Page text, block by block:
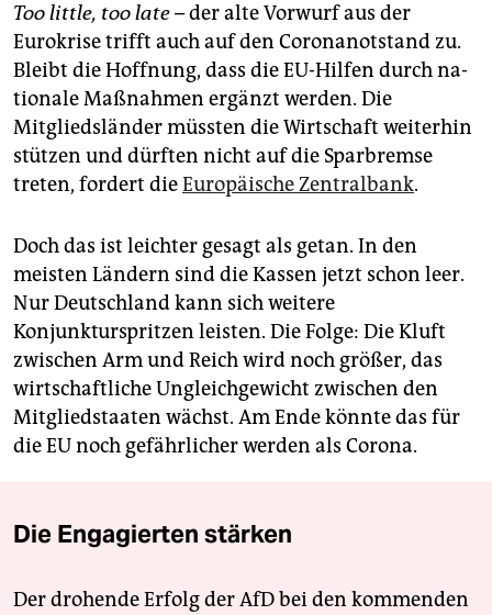
Too little, too late –der alte Vorwurf aus der
Eurokrise trifft auch auf den Coronanotstand zu.
Bleibt die Hoffnung, dass die EU-Hilfen durch na­
tio­nale Maßnahmen ergänzt werden. Die
Mitgliedsländer müssten die Wirtschaft weiterhin
stützen und dürften nicht auf die Sparbremse
treten, fordert dieEuropäische Zentralbank.
Doch das ist leichter gesagt als getan. In den
meisten Ländern sind die Kassen jetzt schon leer.
Nur Deutschland kann sich weitere
Konjunkturspritzen leisten. Die Folge: Die Kluft
zwischen Arm und Reich wird noch größer, das
wirtschaftliche Ungleichgewicht zwischen den
Mitgliedstaaten wächst. Am Ende könnte das für
die EU noch gefährlicher werden als Corona.
Die Engagierten stärken
Der drohende Erfolg der AfD bei den kommenden